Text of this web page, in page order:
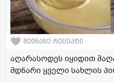
შეინახე რეცეპტი
აღარასოდეს იყიდით
მდნარი ყველი სახლის